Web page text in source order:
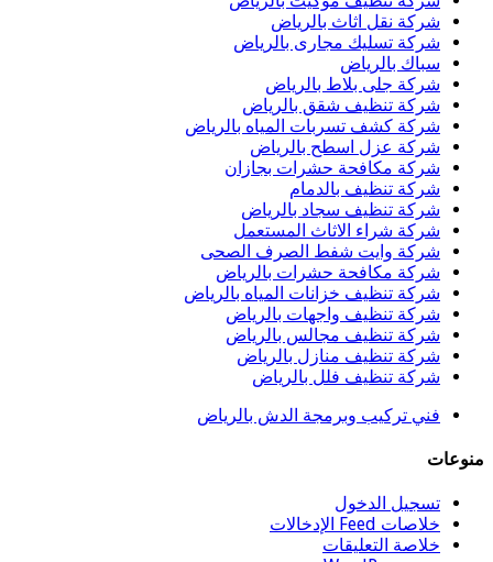
شركة نقل اثاث بالرياض
شركة تسليك مجارى بالرياض
سباك بالرياض
شركة جلى بلاط بالرياض
شركة تنظيف شقق بالرياض
شركة كشف تسربات المياه بالرياض
شركة عزل اسطح بالرياض
شركة مكافحة حشرات بجازان
شركة تنظيف بالدمام
شركة تنظيف سجاد بالرياض
شركة شراء الاثاث المستعمل
شركة وايت شفط الصرف الصحى
شركة مكافحة حشرات بالرياض
شركة تنظيف خزانات المياه بالرياض
شركة تنظيف واجهات بالرياض
شركة تنظيف مجالس بالرياض
شركة تنظيف منازل بالرياض
شركة تنظيف فلل بالرياض
فني تركيب وبرمجة الدش بالرياض
منوعات
تسجيل الدخول
خلاصات Feed الإدخالات
خلاصة التعليقات